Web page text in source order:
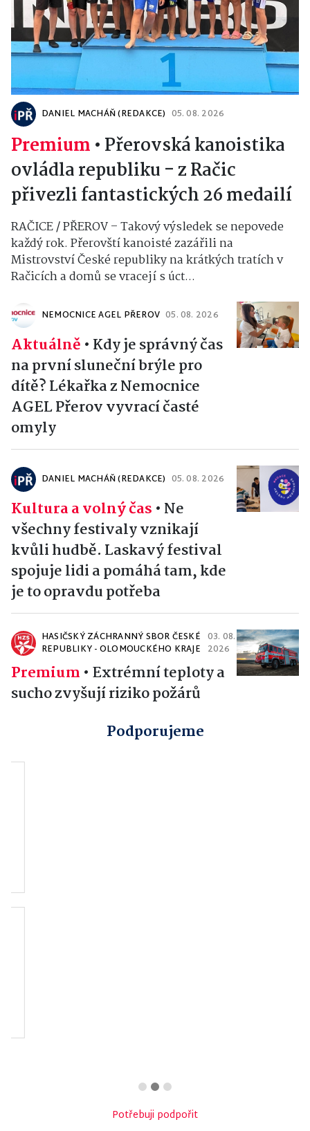
DANIEL MACHÁŇ (REDAKCE) 05. 08. 2026
Premium • Přerovská kanoistika
ovládla republiku - z Račic
přivezli fantastických 26 medailí
RAČICE / PŘEROV – Takový výsledek se nepovede
každý rok. Přerovští kanoisté zazářili na
Mistrovství České republiky na krátkých tratích v
Račicích a domů se vracejí s úct...
NEMOCNICE AGEL PŘEROV 05. 08. 2026
Aktuálně • Kdy je správný čas
na první sluneční brýle pro
dítě? Lékařka z Nemocnice
AGEL Přerov vyvrací časté
omyly
DANIEL MACHÁŇ (REDAKCE) 05. 08. 2026
Kultura a volný čas • Ne
všechny festivaly vznikají
kvůli hudbě. Laskavý festival
spojuje lidi a pomáhá tam, kde
je to opravdu potřeba
HASIČSKÝ ZÁCHRANNÝ SBOR ČESKÉ
REPUBLIKY - OLOMOUCKÉHO KRAJE
03. 08.
2026
Premium • Extrémní teploty a
sucho zvyšují riziko požárů
Podporujeme
Potřebuji podpořit